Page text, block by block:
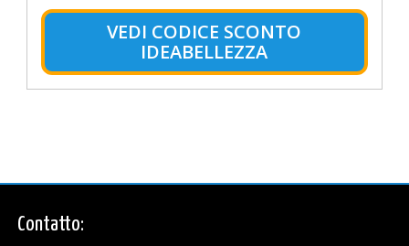
VEDI CODICE SCONTO
IDEABELLEZZA
Contatto: